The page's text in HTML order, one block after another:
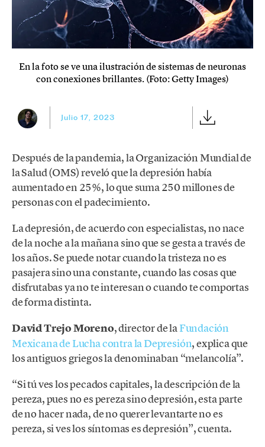
En la foto se ve una ilustración de sistemas de neuronas
con conexiones brillantes. (Foto: Getty Images)
Julio 17, 2023
Después de la pandemia, la Organización Mundial de
la Salud (OMS) reveló que la depresión había
aumentado en 25%, lo que suma 250 millones de
personas con el padecimiento.
La depresión, de acuerdo con especialistas, no nace
de la noche a la mañana sino que se gesta a través de
los años. Se puede notar cuando la tristeza no es
pasajera sino una constante, cuando las cosas que
disfrutabas ya no te interesan o cuando te comportas
de forma distinta.
David Trejo Moreno, director de laFundación
Mexicana de Lucha contra la Depresión, explica que
los antiguos griegos la denominaban “melancolía”.
“Si tú ves los pecados capitales, la descripción de la
pereza, pues no es pereza sino depresión, esta parte
de no hacer nada, de no querer levantarte no es
pereza, si ves los síntomas es depresión”, cuenta.